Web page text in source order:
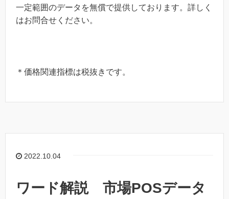
一定範囲のデータを無償で提供しております。詳しく
はお問合せください。
＊価格関連指標は税抜きです。
2022.10.04
ワード解説 市場POSデータ